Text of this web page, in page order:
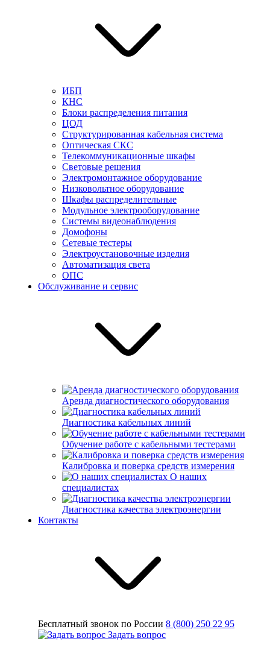
ИБП
КНС
Блоки распределения питания
ЦОД
Структурированная кабельная система
Оптическая СКС
Телекоммуникационные шкафы
Световые решения
Электромонтажное оборудование
Низковольтное оборудование
Шкафы распределительные
Модульное электрооборудование
Системы видеонаблюдения
Домофоны
Сетевые тестеры
Электроустановочные изделия
Автоматизация света
ОПС
Обслуживание и сервис
Аренда диагностического оборудования
Диагностика кабельных линий
Обучение работе с кабельными тестерами
Калибровка и поверка средств измерения
О наших
специалистах
Диагностика качества электроэнергии
Контакты
Бесплатный звонок по России 8 (800) 250 22 95
Задать вопрос